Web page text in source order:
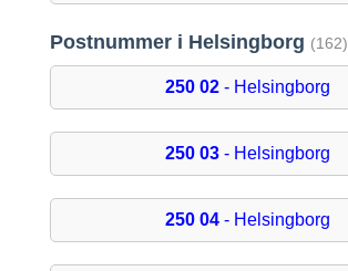
Postnummer i Helsingborg (162)
250 02 - Helsingborg
250 03 - Helsingborg
250 04 - Helsingborg